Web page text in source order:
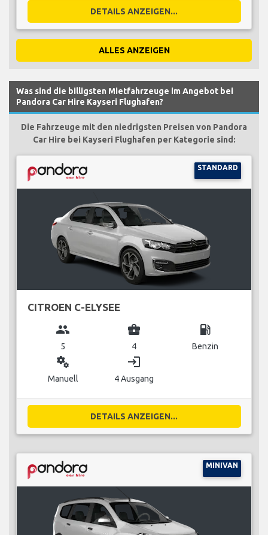
DETAILS ANZEIGEN...
ALLES ANZEIGEN
Was sind die billigsten Mietfahrzeuge im Angebot bei
Pandora Car Hire Kayseri Flughafen?
Die Fahrzeuge mit den niedrigsten Preisen von Pandora
Car Hire bei Kayseri Flughafen per Kategorie sind:
STANDARD
CITROEN C-ELYSEE
group
5
business_center
4
local_gas_station
Benzin
miscellaneous_services
Manuell
login
4 Ausgang
DETAILS ANZEIGEN...
MINIVAN